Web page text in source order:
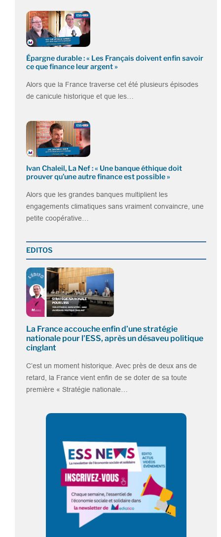
Épargne durable : « Les Français doivent enfin savoir
ce que finance leur argent »
Alors que la France traverse cet été plusieurs épisodes
de canicule historique et que les…
Ivan Chaleil, La Nef : « Une banque éthique doit
prouver qu’une autre finance est possible »
Alors que les grandes banques multiplient les
engagements climatiques sans vraiment convaincre, une
petite coopérative…
EDITOS
La France accouche enfin d’une stratégie
nationale pour l’ESS, après un désaveu politique
cinglant
C’est un moment historique. Avec près de deux ans de
retard, la France vient enfin de se doter de sa toute
première « Stratégie nationale…